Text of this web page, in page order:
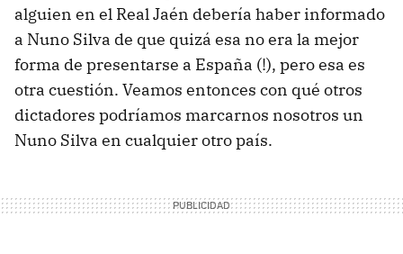
alguien en el Real Jaén debería haber informado
a Nuno Silva de que quizá esa no era la mejor
forma de presentarse a España (!), pero esa es
otra cuestión. Veamos entonces con qué otros
dictadores podríamos marcarnos nosotros un
Nuno Silva en cualquier otro país.